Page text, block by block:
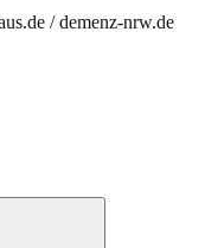
/ demenz-nrw.de